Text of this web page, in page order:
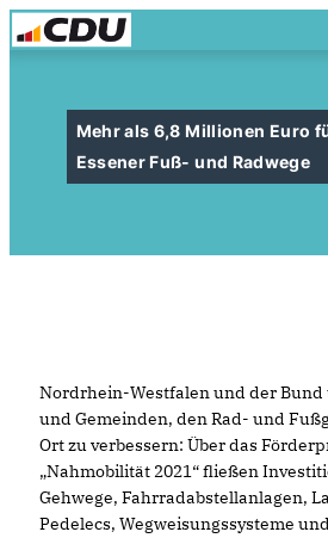
Mehr als 6,8 Millionen Euro
Essener Fuß- und Radwege
Nordrhein-Westfalen und der
und Gemeinden, den Rad- und
Ort zu verbessern: Über das
Nahmobilität 2021“ fließen
Gehwege, Fahrradabstellanlagen,
Pedelecs, Wegweisungssysteme